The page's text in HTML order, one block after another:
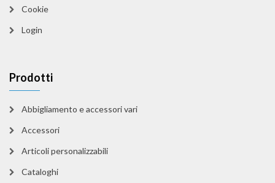
Cookie
Login
Prodotti
Abbigliamento e accessori vari
Accessori
Articoli personalizzabili
Cataloghi